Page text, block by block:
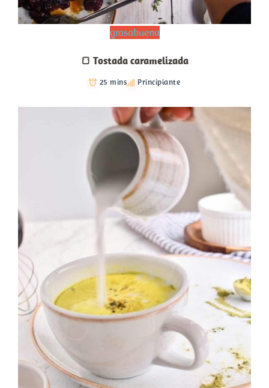
grasabuena
🍞 Tostada caramelizada
25 mins Principiante